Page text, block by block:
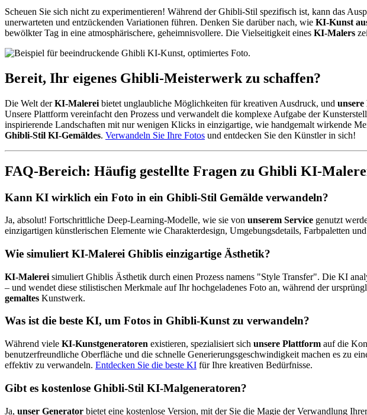
Scheuen Sie sich nicht zu experimentieren! Während der Ghibli-Stil spezifisch ist, kann das
unerwarteten und entzückenden Variationen führen. Denken Sie darüber nach, wie KI-Kunst
bewölkter Tag in eine atmosphärischere, geheimnisvollere. Die Vielseitigkeit eines KI-Malers
Bereit, Ihr eigenes Ghibli-Meisterwerk zu schaffen?
Die Welt derKI-Malerei bietet unglaubliche Möglichkeiten für kreativen Ausdruck, und
Unsere Plattform vereinfacht den Prozess und verwandelt die komplexe Aufgabe der
inspirierende Landschaften mit nur wenigen Klicks in einzigartige, wie handgemalt wirkende
Ghibli-Stil KI-Gemäldes. Verwandeln Sie Ihre Fotos und entdecken Sie den Künstler in sich!
FAQ-Bereich: Häufig gestellte Fragen zu Ghibli KI-
Kann KI wirklich ein Foto in ein Ghibli-Stil Gemälde verwandeln?
Ja, absolut! Fortschrittliche Deep-Learning-Modelle, wie sie von unserem Service genutzt
einzigartigen künstlerischen Elemente wie Charakterdesign, Umgebungsdetails, Farbpaletten
Wie simuliert KI-Malerei Ghiblis einzigartige Ästhetik?
KI-Malerei simuliert Ghiblis Ästhetik durch einen Prozess namens "Style Transfer". Die KI
– und wendet diese stilistischen Merkmale auf Ihr hochgeladenes Foto an, während der
gemaltes Kunstwerk.
Was ist die beste KI, um Fotos in Ghibli-Kunst zu verwandeln?
Während viele KI-Kunstgeneratoren existieren, spezialisiert sich unsere Plattform auf die
benutzerfreundliche Oberfläche und die schnelle Generierungsgeschwindigkeit machen es zu
effektiv zu verwandeln. Entdecken Sie die beste KI für Ihre kreativen Bedürfnisse.
Gibt es kostenlose Ghibli-Stil KI-Malgeneratoren?
Ja, unser Generator bietet eine kostenlose Version, mit der Sie die Magie der Verwandlung